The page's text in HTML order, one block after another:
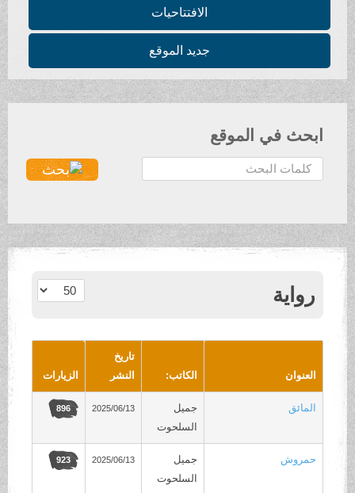
الافتتاحيات
جديد الموقع
ابحث في الموقع
ح
ث
.
رواية عدد الإظهارات:
العنوان الكاتب:
تاريخ
النشر
الزيارات
المائق
جميل
السلحوت
2025/06/13
896
حمروش
جميل
السلحوت
2025/06/13
923